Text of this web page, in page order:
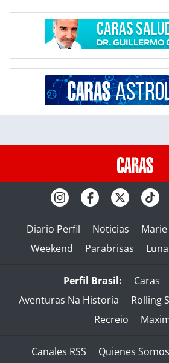
Diario Perfil Noticias
Weekend
Parabrisas
Perfil Brasil: Caras
Aventuras Na Historia
Rolling
Recreio
Canales RSS Quienes Somos